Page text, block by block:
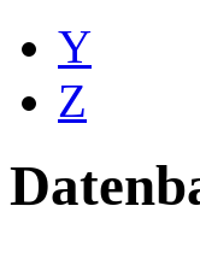
Y
Z